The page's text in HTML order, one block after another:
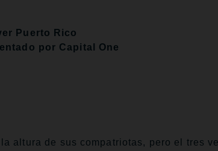
Puerto Rico
por Capital One
altura de sus compatriotas, pero el tres